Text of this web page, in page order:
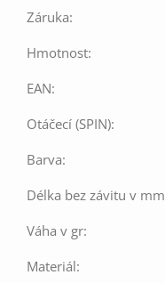
Záruka:
Hmotnost:
EAN:
Otáčecí (SPIN):
Barva:
Délka bez závitu v mm
Váha v gr:
Materiál: